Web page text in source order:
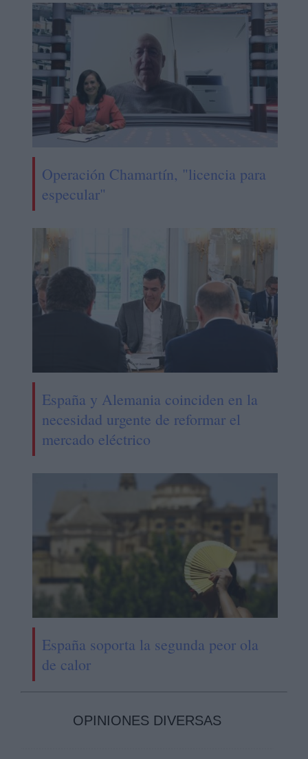
Operación Chamartín, "licencia para
especular"
España y Alemania coinciden en la
necesidad urgente de reformar el
mercado eléctrico
España soporta la segunda peor ola
de calor
OPINIONES DIVERSAS